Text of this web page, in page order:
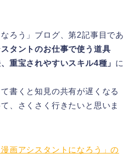
ろう」ブログ、第2記事目であ
スタントのお仕事で使う道具
重宝されやすいスキル4種」 に
書くと知見の共有が遅くなる
、さくさく行きたいと思いま
漫画アシスタントになろう」の